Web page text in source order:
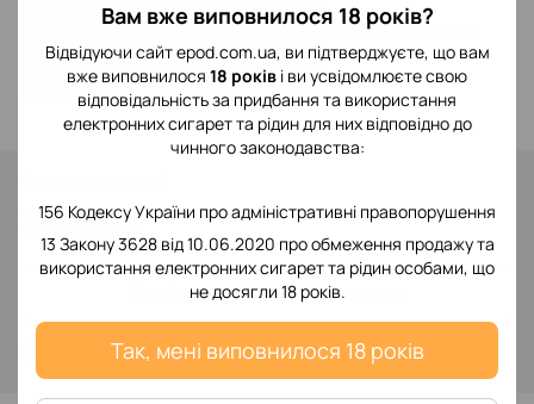
Вам вже виповнилося 18 років?
Відвідуючи сайт epod.com.ua, ви підтверджуєте, що вам
вже виповнилося 18 років і ви усвідомлюєте свою
відповідальність за придбання та використання
електронних сигарет та рідин для них відповідно до
чинного законодавства:
156 Кодексу України про адміністративні правопорушення
13 Закону 3628 від 10.06.2020 про обмеження продажу та
використання електронних сигарет та рідин особами, що
не досягли 18 років.
Так, мені виповнилося 18 років
Feijoa Pomelo Vanilla Ice Cream
Strawberry Milkshake
349 грн
Повідомити, коли з'явиться
для відображення накопичувальної знижки